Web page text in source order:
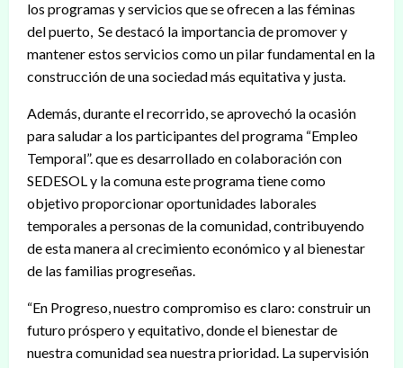
los programas y servicios que se ofrecen a las féminas
del puerto, Se destacó la importancia de promover y
mantener estos servicios como un pilar fundamental en la
construcción de una sociedad más equitativa y justa.
Además, durante el recorrido, se aprovechó la ocasión
para saludar a los participantes del programa “Empleo
Temporal”. que es desarrollado en colaboración con
SEDESOL y la comuna este programa tiene como
objetivo proporcionar oportunidades laborales
temporales a personas de la comunidad, contribuyendo
de esta manera al crecimiento económico y al bienestar
de las familias progreseñas.
“En Progreso, nuestro compromiso es claro: construir un
futuro próspero y equitativo, donde el bienestar de
nuestra comunidad sea nuestra prioridad. La supervisión